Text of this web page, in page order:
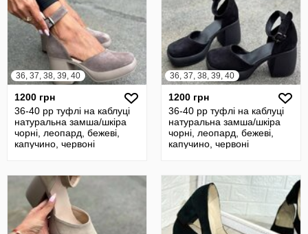
36, 37, 38, 39, 40
1200 грн
36-40 рр туфлі на каблуці
натуральна замша/шкіра
чорні, леопард, бежеві,
капучино, червоні
36, 37, 38, 39, 40
1200 грн
36-40 рр туфлі на каблуці
натуральна замша/шкіра
чорні, леопард, бежеві,
капучино, червоні